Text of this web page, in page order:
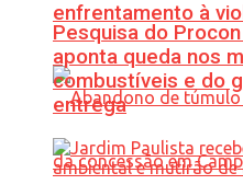
enfrentamento à
Pesquisa do
aponta queda nos
combustíveis e do
entrega